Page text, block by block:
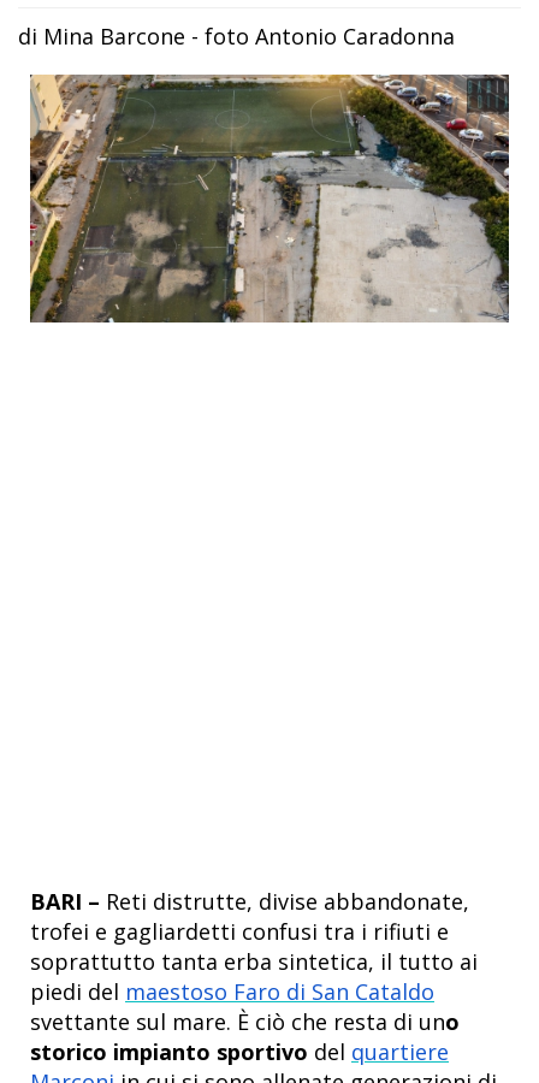
di Mina Barcone - foto Antonio Caradonna
BARI – Reti distrutte, divise abbandonate,
trofei e gagliardetti confusi tra i rifiuti e
soprattutto tanta erba sintetica, il tutto ai
piedi del maestoso Faro di San Cataldo
svettante sul mare. È ciò che resta di uno
storico impianto sportivo del quartiere